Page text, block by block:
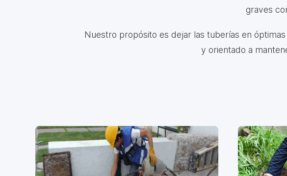
graves
Nuestro propósito es dejar las tuberías en
y orientado a